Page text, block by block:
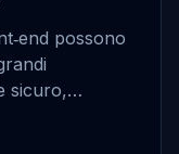
possono
sicuro,